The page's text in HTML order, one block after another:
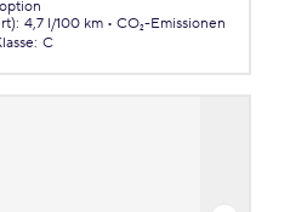
: 4,7 l/100 km
CO₂-Emissionen
: C